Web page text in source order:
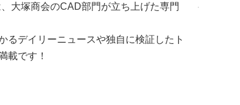
大塚商会のCAD部門が立ち上げた専門
るデイリーニュースや独自に検証したト
載です！